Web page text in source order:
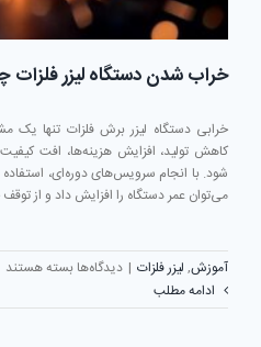
خراب شدن دستگاه لیزر فلزات
خرابی دستگاه لیزر برش فلزات تنها یک
کاهش تولید، افزایش هزینه‌ها، افت
شود. با انجام سرویس‌های دوره‌ای،
می‌توان عمر دستگاه را افزایش داد و از
آموزش, لیزر فلزات | دیدگاه‌ها برای
شدن
بسته هستند
ادامه مطلب